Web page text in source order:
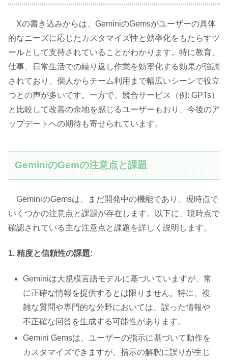
Xの書き込みからは、GeminiのGemsがユーザーの具体
的なニーズに応じたカスタマイズ性と効率化をもたらすツ
ールとして支持されていることがわかります。特に教育、
仕事、日常生活での繰り返し作業を効率化する効果が強調
されており、個人からチーム利用まで幅広いシーンで役立
つとの声が多いです。一方で、競合サービス（例: GPTs）
と比較して改善の余地を感じるユーザーもおり、今後のア
ップデートへの期待も寄せられています。
GeminiのGemの注意点と課題
GeminiのGemsは、まだ開発中の機能であり、現時点で
いくつかの注意点と課題が存在します。以下に、現時点で
確認されている主な注意点と課題を詳しく説明します。
1. 精度と信頼性の課題:
Geminiは大規模言語モデルに基づいていますが、常
に正確な情報を提供するとは限りません。特に、複
雑な質問や専門的な分野においては、誤った情報や
不正確な回答を生成する可能性があります。
Gemini Gemsは、ユーザーの指示に基づいて動作を
カスタマイズできますが、指示の解釈に誤りが生じ